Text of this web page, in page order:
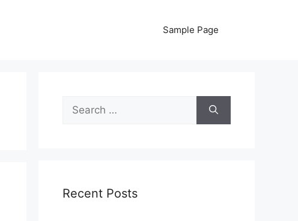
Sample Page
Search
for:
Recent Posts